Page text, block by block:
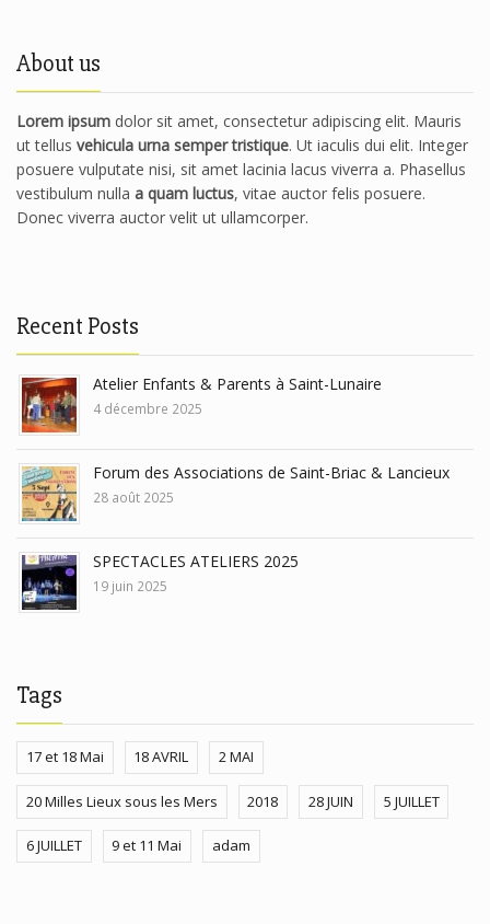
About us
Lorem ipsum dolor sit amet, consectetur adipiscing elit. Mauris
ut tellus vehicula urna semper tristique. Ut iaculis dui elit. Integer
posuere vulputate nisi, sit amet lacinia lacus viverra a. Phasellus
vestibulum nulla a quam luctus, vitae auctor felis posuere.
Donec viverra auctor velit ut ullamcorper.
Recent Posts
Atelier Enfants & Parents à Saint-Lunaire
4 décembre 2025
Forum des Associations de Saint-Briac & Lancieux
28 août 2025
SPECTACLES ATELIERS 2025
19 juin 2025
Tags
17 et 18 Mai 18 AVRIL 2 MAI
20 Milles Lieux sous les Mers 2018 28 JUIN 5 JUILLET
6 JUILLET 9 et 11 Mai adam